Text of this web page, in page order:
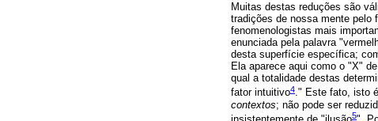
Muitas destas reduções são
tradições de nossa mente pelo
fenomenologistas mais
enunciada pela palavra
desta superfície específica;
Ela aparece aqui como o "X"
qual a totalidade destas
fator intuitivo4." Este fato, isto
contextos; não pode ser
5